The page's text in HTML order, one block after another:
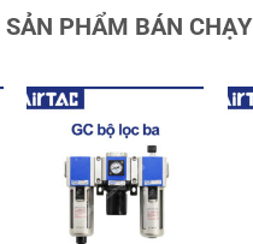
SẢN PHẨM BÁN CHẠY